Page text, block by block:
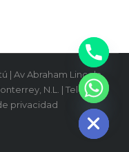
| Av Abraham Lincoln
N.L. | Teléfono:
privacidad
HIDE CHATY